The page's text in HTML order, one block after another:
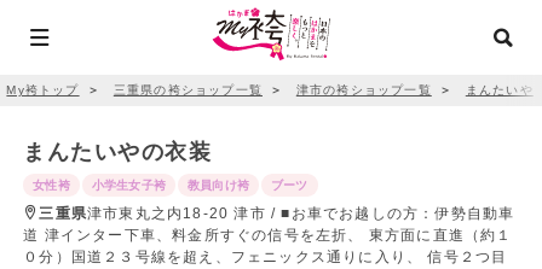
My袴トップ ＞ 三重県の袴ショップ一覧 ＞ 津市の袴ショップ一覧 ＞ まんたいや
まんたいやの衣装
女性袴 小学生女子袴 教員向け袴 ブーツ
三重県津市東丸之内18-20 津市 / ■お車でお越しの方：伊勢自動車
道 津インター下車、料金所すぐの信号を左折、 東方面に直進（約１
０分）国道２３号線を超え、フェニックス通りに入り、 信号２つ目